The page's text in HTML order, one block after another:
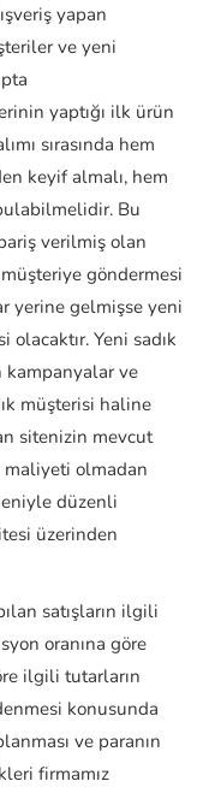
yapan
ve yeni
yaptığı ilk ürün
sırasında hem
keyif almalı, hem
Bu
verilmiş olan
göndermesi
yerine gelmişse yeni
Yeni sadık
kampanyalar ve
müşterisi haline
sitenizin mevcut
maliyeti olmadan
düzenli
üzerinden
satışların ilgili
oranına göre
ilgili tutarların
konusunda
ve paranın
firmamız